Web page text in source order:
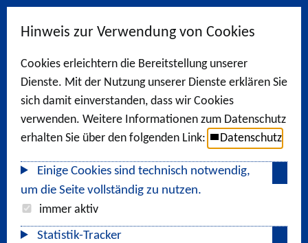
Hinweis zur Verwendung von Cookies
Cookies erleichtern die Bereitstellung unserer
Dienste. Mit der Nutzung unserer Dienste erklären Sie
sich damit einverstanden, dass wir Cookies
verwenden. Weitere Informationen zum Datenschutz
erhalten Sie über den folgenden Link:
Datenschutz
Einige Cookies sind technisch notwendig,
um die Seite vollständig zu nutzen.
immer aktiv
Statistik-Tracker